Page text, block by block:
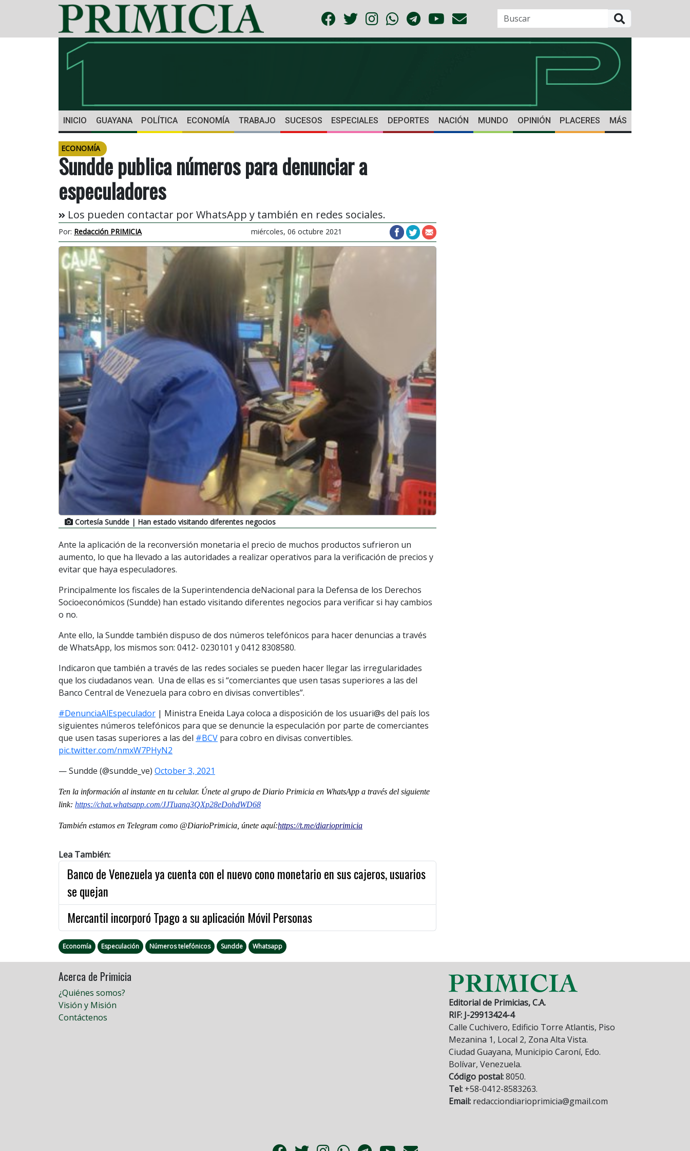
INICIO GUAYANA POLÍTICA ECONOMÍA TRABAJO SUCESOS ESPECIALES DEPORTES NACIÓN MUNDO OPINIÓN PLACERES MÁS
ECONOMÍA
Sundde publica números para denunciar a
especuladores
Los pueden contactar por WhatsApp y también en redes sociales.
Por: Redacción PRIMICIA miércoles, 06 octubre 2021
Cortesía Sundde | Han estado visitando diferentes negocios
Ante la aplicación de la reconversión monetaria el precio de muchos productos sufrieron un
aumento, lo que ha llevado a las autoridades a realizar operativos para la verificación de precios y
evitar que haya especuladores.
Principalmente los fiscales de la Superintendencia deNacional para la Defensa de los Derechos
Socioeconómicos (Sundde) han estado visitando diferentes negocios para verificar si hay cambios
o no.
Ante ello, la Sundde también dispuso de dos números telefónicos para hacer denuncias a través
de WhatsApp, los mismos son: 0412- 0230101 y 0412 8308580.
Indicaron que también a través de las redes sociales se pueden hacer llegar las irregularidades
que los ciudadanos vean. Una de ellas es si “comerciantes que usen tasas superiores a las del
Banco Central de Venezuela para cobro en divisas convertibles”.
#DenunciaAlEspeculador | Ministra Eneida Laya coloca a disposición de los usuari@s del país los
siguientes números telefónicos para que se denuncie la especulación por parte de comerciantes
que usen tasas superiores a las del #BCV para cobro en divisas convertibles.
pic.twitter.com/nmxW7PHyN2
— Sundde (@sundde_ve) October 3, 2021
Ten la información al instante en tu celular. Únete al grupo de Diario Primicia en WhatsApp a través del siguiente
link: https://chat.whatsapp.com/JJTuanq3QXp28eDohdWD68
También estamos en Telegram como @DiarioPrimicia, únete aquí:https://t.me/diarioprimicia
Lea También:
Banco de Venezuela ya cuenta con el nuevo cono monetario en sus cajeros, usuarios
se quejan
Mercantil incorporó Tpago a su aplicación Móvil Personas
Economía Especulación Números telefónicos Sundde Whatsapp
Acerca de Primicia
¿Quiénes somos?
Visión y Misión
Contáctenos
Editorial de Primicias, C.A.
RIF: J-29913424-4
Calle Cuchivero, Edificio Torre Atlantis, Piso
Mezanina 1, Local 2, Zona Alta Vista.
Ciudad Guayana, Municipio Caroní, Edo.
Bolívar, Venezuela.
Código postal:8050.
Tel: +58-0412-8583263.
Email: redacciondiarioprimicia@gmail.com